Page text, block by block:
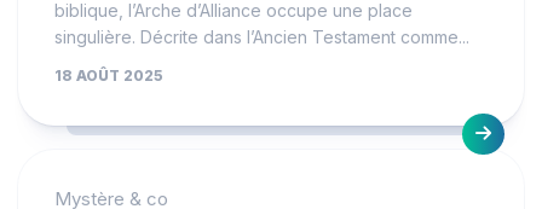
biblique, l’Arche d’Alliance occupe une place
singulière. Décrite dans l’Ancien Testament comme...
18 AOÛT 2025
Mystère & co